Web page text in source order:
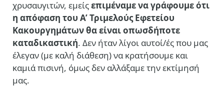
χρυσαυγιτών, εμείςεπιμέναμε να γράφουμε ότι
η απόφαση του Α’ Τριμελούς Εφετείου
Κακουργημάτων θα είναι οπωσδήποτε
καταδικαστική. Δεν ήταν λίγοι αυτοί/ές που μας
έλεγαν (με καλή διάθεση) να κρατήσουμε και
καμιά πισινή, όμως δεν αλλάξαμε την εκτίμησή
μας.